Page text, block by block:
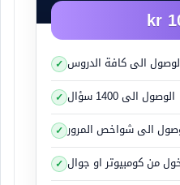
عن الأجزاء المتحركة . عند
تابلوه السيارة يشير الى
لانه هناك خطورة ان
كبير.
الى كافة الدروس
الوصول الى 1400 سؤال
الى شواخص المرور
من كومبيوتر او جوال